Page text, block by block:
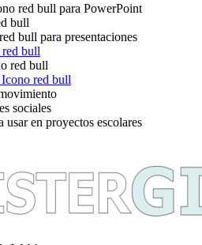
red bull para PowerPoint
bull
bull para presentaciones
bull
red bull
Icono red bull
sociales
en proyectos escolares